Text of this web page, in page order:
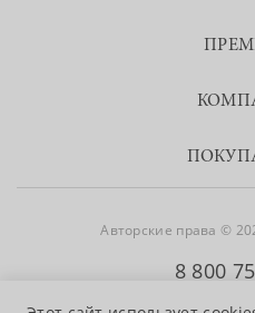
Авторские права ©
8 800